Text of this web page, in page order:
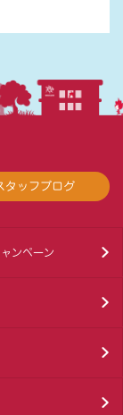
タッフブログ
ンペーン